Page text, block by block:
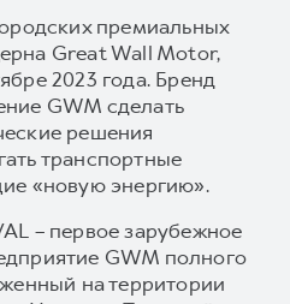
премиальных
Great Wall Motor,
2023 года. Бренд
GWM сделать
решения
транспортные
«новую энергию».
– первое зарубежное
GWM полного
на территории